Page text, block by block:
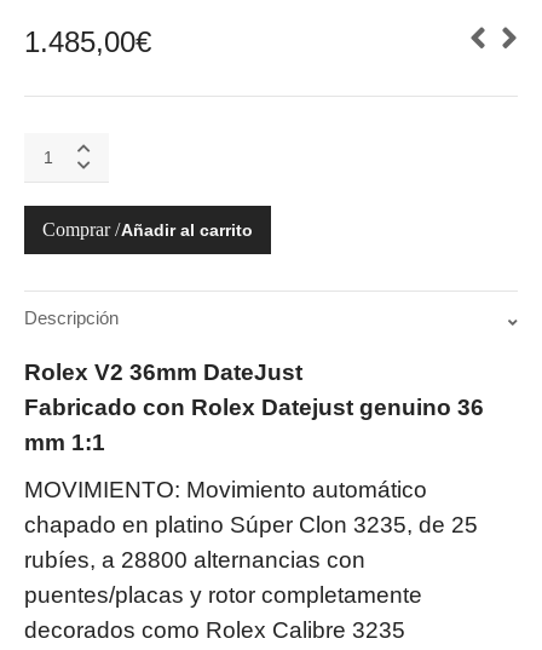
1.485,00€
126234-
0049
quantity
Añadir al carrito
Descripción
Rolex V2 36mm DateJust
Fabricado con Rolex Datejust genuino 36
mm 1:1
MOVIMIENTO: Movimiento automático
chapado en platino Súper Clon 3235, de 25
rubíes, a 28800 alternancias con
puentes/placas y rotor completamente
decorados como Rolex Calibre 3235